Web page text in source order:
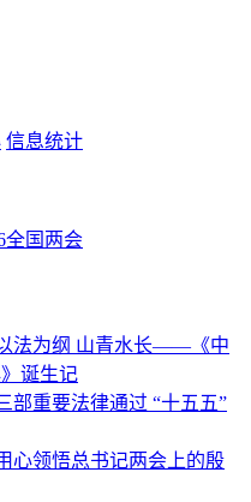
信息统计
全国两会
法为纲 山青水长——《中
诞生记
部重要法律通过 “十五五”
心领悟总书记两会上的殷